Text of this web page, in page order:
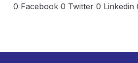
0 Facebook 0 Twitter 0 Linkedin